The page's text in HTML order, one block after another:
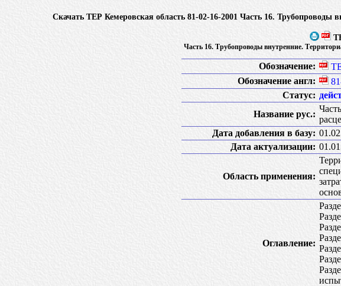
Скачать ТЕР Кемеровская область 81-02-16-2001 Часть 16.
Часть 16. Трубопроводы внутренние.
Обозначение:
Обозначение англ:
Статус:
Название рус.:
Дата добавления в базу:
Дата актуализации:
Область применения:
Оглавление: